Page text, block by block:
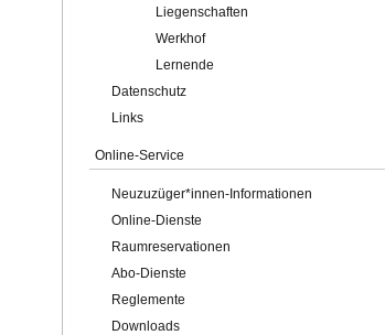
Liegenschaften
Werkhof
Lernende
Datenschutz
Links
Online-Service
Neuzuzüger*innen-Informationen
Online-Dienste
Raumreservationen
Abo-Dienste
Reglemente
Downloads